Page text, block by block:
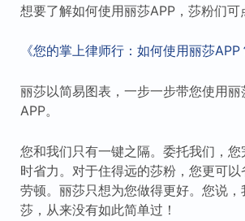
想要了解如何使用丽莎APP，莎粉们
《您的掌上律师行：如何使用丽莎APP
丽莎以简易图表，一步一步带您使用
APP。
您和我们只有一键之隔。委托我们，
时省力。对于住得远的莎粉，您更可
劳顿。丽莎只想为您做得更好。您说
莎，从来没有如此简单过！